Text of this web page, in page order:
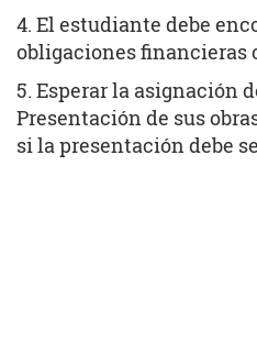
4. El estudiante debe
obligaciones
5. Esperar la asignación
Presentación de sus
si la presentación debe